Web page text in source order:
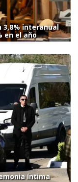
3,8% interanual
en el año
íntima